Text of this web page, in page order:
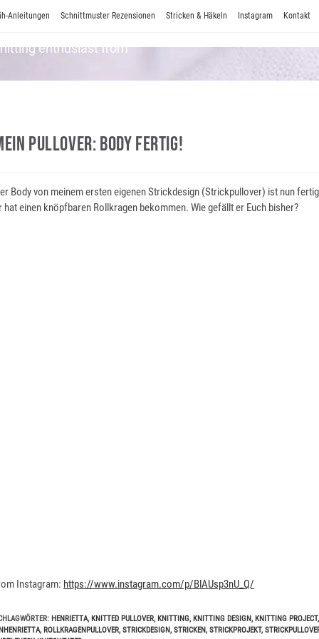
Anleitungen Schnittmuster Rezensionen Stricken & Häkeln Instagram Kontakt
enthusiast from
Pullover: Body Fertig!
Body von meinem ersten eigenen Strickdesign (Strickpullover) ist nun
hat einen knöpfbaren Rollkragen bekommen. Wie gefällt er Euch bisher?
Instagram: https://www.instagram.com/p/BlAUsp3nU_Q/
: HENRIETTA, KNITTED PULLOVER, KNITTING, KNITTING DESIGN, KNITTING PROJECT,
, ROLLKRAGENPULLOVER, STRICKDESIGN, STRICKEN, STRICKPROJEKT,